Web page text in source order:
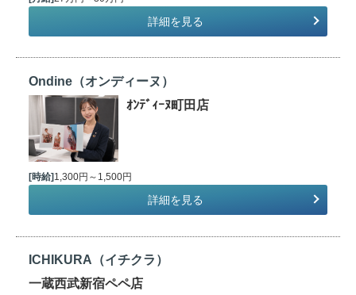
詳細を見る
Ondine（オンディーヌ）
ｵﾝﾃﾞｨｰﾇ町田店
[時給] 1,300円～1,500円
詳細を見る
ICHIKURA（イチクラ）
一蔵西武新宿ペペ店